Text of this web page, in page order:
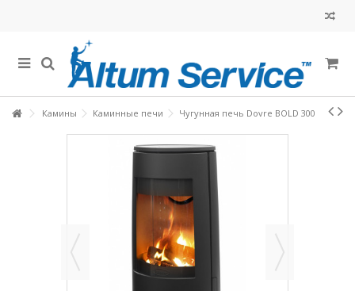
Камины Каминные печи Чугунная печь Dovre BOLD 300